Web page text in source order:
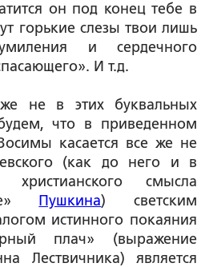
он под конец тебе в
горькие слезы твои лишь
и сердечного
. И т.д.
не в этих буквальных
что в приведенном
касается все же не
(как до него и в
смысла
Пушкина)светским
истинного покаяния
плач» (выражение
Лествичника) является